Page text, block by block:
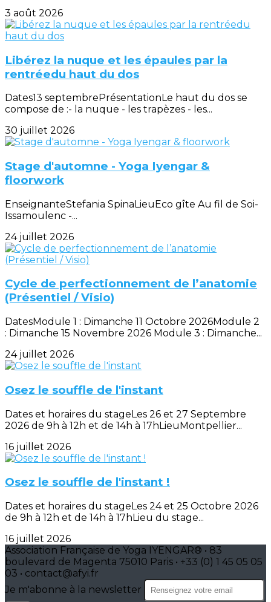
3 août 2026
Libérez la nuque et les épaules par la
rentréedu haut du dos
Dates13 septembrePrésentationLe haut du dos se
compose de :- la nuque - les trapèzes - les...
30 juillet 2026
Stage d'automne - Yoga Iyengar &
floorwork
EnseignanteStefania SpinaLieuEco gîte Au fil de Soi-
Issamoulenc -...
24 juillet 2026
Cycle de perfectionnement de l’anatomie
(Présentiel / Visio)
DatesModule 1 : Dimanche 11 Octobre 2026Module 2
: Dimanche 15 Novembre 2026 Module 3 : Dimanche...
24 juillet 2026
Osez le souffle de l'instant
Dates et horaires du stageLes 26 et 27 Septembre
2026 de 9h à 12h et de 14h à 17hLieuMontpellier...
16 juillet 2026
Osez le souffle de l'instant !
Dates et horaires du stageLes 24 et 25 Octobre 2026
de 9h à 12h et de 14h à 17hLieu du stage...
16 juillet 2026
Association Française de Yoga IYENGAR® • 83
boulevard de Magenta 75010 Paris • +33 (0) 1 45 05 05
03 • contact@afyi.fr
Je m'abonne à la newsletter